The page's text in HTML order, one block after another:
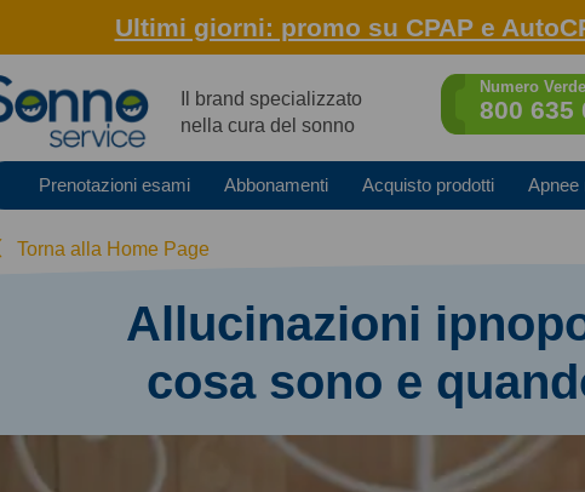
Ultimi giorni: promo su CPAP e
Il brand specializzato
nella cura del sonno
Numero Verde
800 635
Prenotazioni esami Abbonamenti Acquisto prodotti Apnee
Torna alla Home Page
Allucinazioni
cosa sono e